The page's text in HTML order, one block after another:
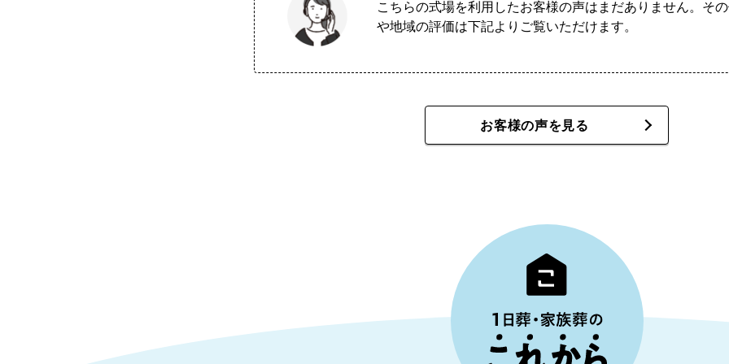
こちらの式場を利用したお客様の声はまだありません。そ
や地域の評価は下記よりご覧いただけます。
お客様の声を見る